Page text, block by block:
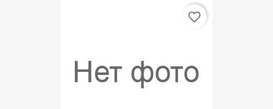
favorite_border